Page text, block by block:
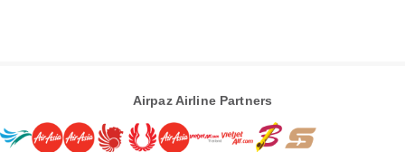
Airpaz Airline Partners